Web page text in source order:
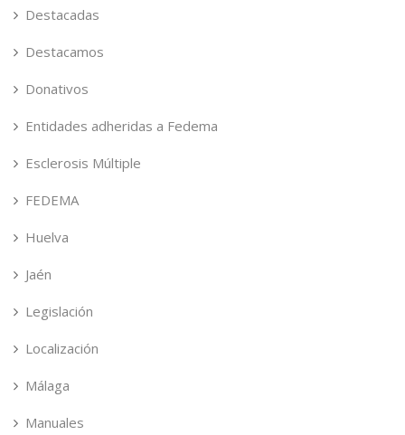
Destacadas
Destacamos
Donativos
Entidades adheridas a Fedema
Esclerosis Múltiple
FEDEMA
Huelva
Jaén
Legislación
Localización
Málaga
Manuales